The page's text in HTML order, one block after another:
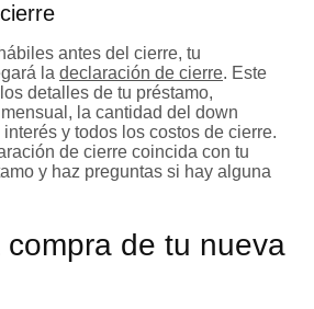
antes del cierre, tu
la declaración de cierre. Este
detalles de tu préstamo,
la cantidad del down
y todos los costos de cierre.
de cierre coincida con tu
y haz preguntas si hay alguna
compra de tu nueva